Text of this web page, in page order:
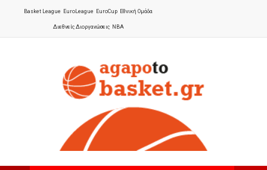
Basket League EuroLeague EuroCup Εθνική Ομάδα
Διεθνείς Διοργανώσεις NBA